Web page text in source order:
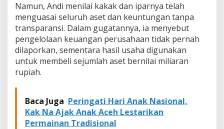
k
i
r
a
n
S
h
a
k
Namun, Andi menilai kakak dan iparnya telah
menguasai seluruh aset dan keuntungan tanpa
transparansi. Dalam gugatannya, ia menyebut
pengelolaan keuangan perusahaan tidak pernah
dilaporkan, sementara hasil usaha digunakan
untuk membeli sejumlah aset bernilai miliaran
rupiah.
Baca Juga Peringati Hari Anak Nasional,
Kak Na Ajak Anak Aceh Lestarikan
Permainan Tradisional